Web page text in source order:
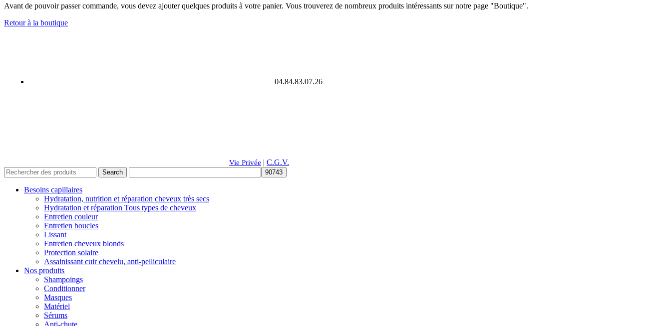
Avant de pouvoir passer commande, vous devez ajouter quelques produits à votre panier. Vous trouverez de nombreux produits intéressants sur notre page "Boutique".
Retour à la boutique
04.84.83.07.26
Vie Privée | C.G.V.
Search
Besoins capillaires
Hydratation, nutrition et réparation cheveux très secs
Hydratation et réparation Tous types de cheveux
Entretien couleur
Entretien boucles
Lissant
Entretien cheveux blonds
Protection solaire
Assainissant cuir chevelu, anti-pelliculaire
Nos produits
Shampoings
Conditionner
Masques
Matériel
Sérums